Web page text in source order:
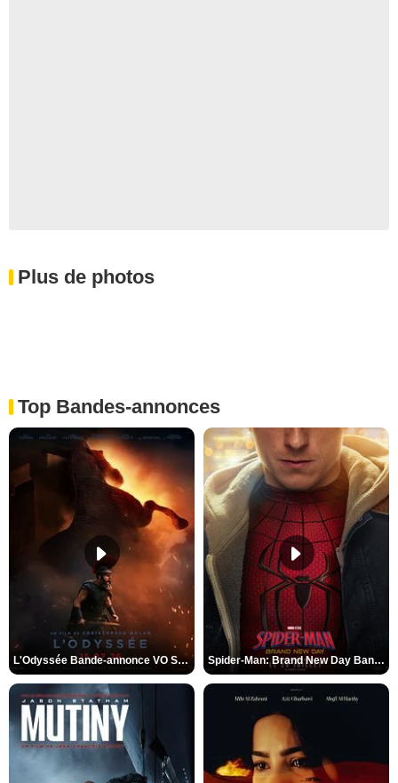
Plus de photos
Top Bandes-annonces
L'Odyssée Bande-annonce VO STFR Spider-Man: Brand New Day Bande-annonce VO STFR